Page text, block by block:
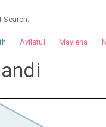
Search:
Avilatul Maylena